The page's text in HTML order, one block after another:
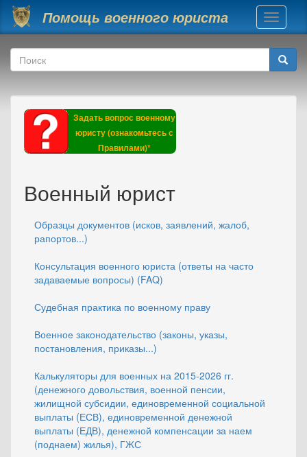
Перейти к основному содержанию
Помощь военного юриста
Toggle
Форма поиска
Поиск
Задать вопрос военному
юристу (ознакомьтесь с
Правилами)*
Военный юрист
Образцы документов (исков, заявлений, жалоб,
рапортов...)
Консультация военного юриста (ответы на часто
задаваемые вопросы) (FAQ)
Судебная практика по военному праву
Военное законодательство (законы, указы,
постановления, приказы...)
Калькуляторы для военных на 2015-2026 гг.
(денежного довольствия, военной пенсии,
жилищной субсидии, единовременной социальной
выплаты (ЕСВ), единовременной денежной
выплаты (ЕДВ), денежной компенсации за наем
(поднаем) жилья), ГЖС